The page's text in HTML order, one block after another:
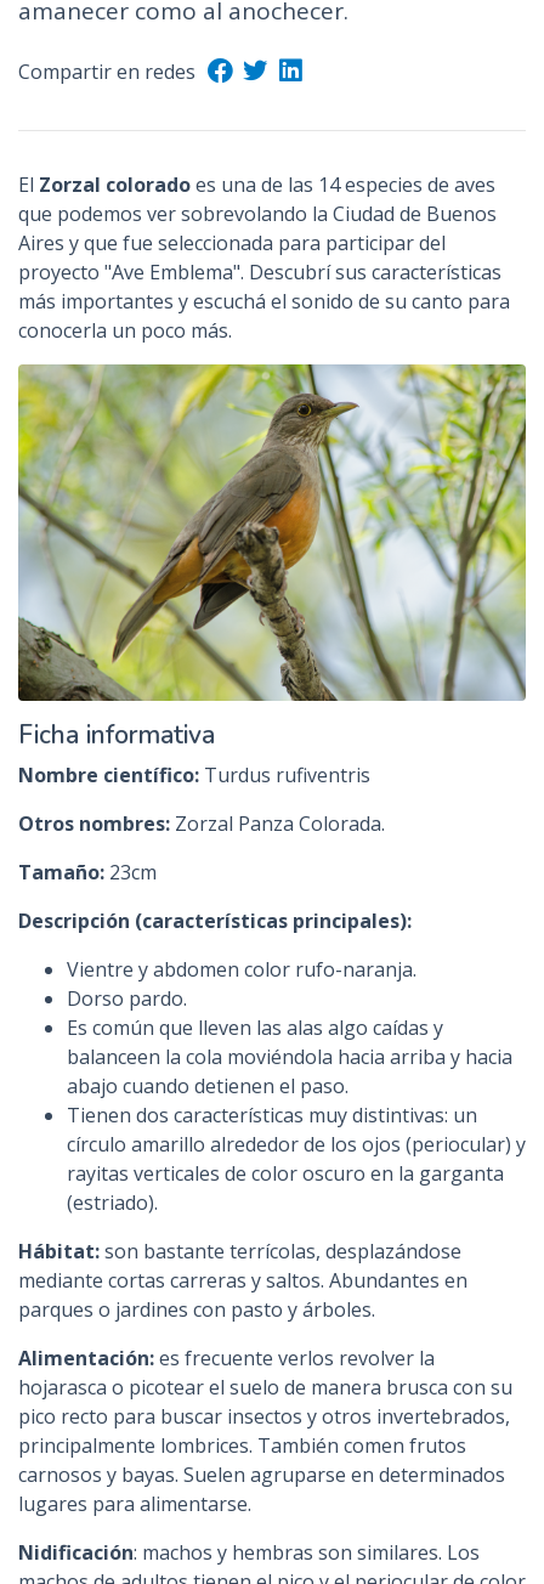
amanecer como al anochecer.
Compartir en redes
El Zorzal coloradoes una de las 14 especies de aves
que podemos ver sobrevolando la Ciudad de Buenos
Aires y que fue seleccionada para participar del
proyecto "Ave Emblema". Descubrí sus características
más importantes y escuchá el sonido de su canto para
conocerla un poco más.
Ficha informativa
Nombre científico: Turdus rufiventris
Otros nombres: Zorzal Panza Colorada.
Tamaño: 23cm
Descripción (características principales):
Vientre y abdomen color rufo-naranja.
Dorso pardo.
Es común que lleven las alas algo caídas y
balanceen la cola moviéndola hacia arriba y hacia
abajo cuando detienen el paso.
Tienen dos características muy distintivas: un
círculo amarillo alrededor de los ojos (periocular) y
rayitas verticales de color oscuro en la garganta
(estriado).
Hábitat:son bastante terrícolas, desplazándose
mediante cortas carreras y saltos. Abundantes en
parques o jardines con pasto y árboles.
Alimentación:es frecuente verlos revolver la
hojarasca o picotear el suelo de manera brusca con su
pico recto para buscar insectos y otros invertebrados,
principalmente lombrices. También comen frutos
carnosos y bayas. Suelen agruparse en determinados
lugares para alimentarse.
Nidificación: machos y hembras son similares. Los